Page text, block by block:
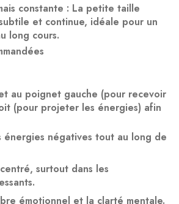
constante : La petite taille
et continue, idéale pour un
long cours.
au poignet gauche (pour recevoir
(pour projeter les énergies) afin
négatives tout au long de
, surtout dans les
émotionnel et la clarté mentale.